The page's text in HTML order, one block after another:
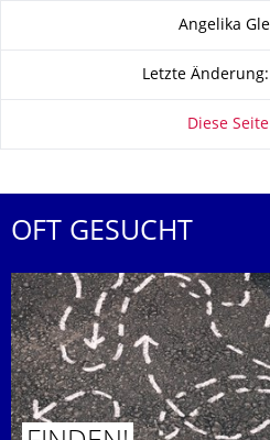
Angelika
Letzte
Diese
OFT GESUCHT